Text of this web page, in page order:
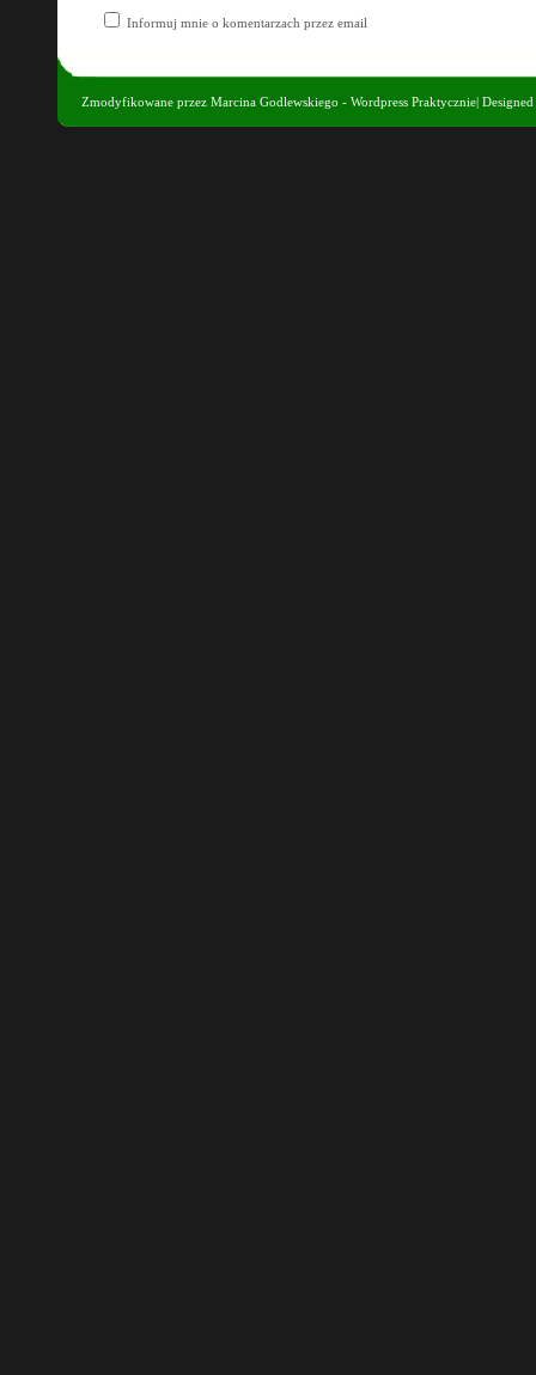
Informuj mnie o komentarzach przez email
Zmodyfikowane przez Marcina Godlewskiego - Wordpress Praktycznie|